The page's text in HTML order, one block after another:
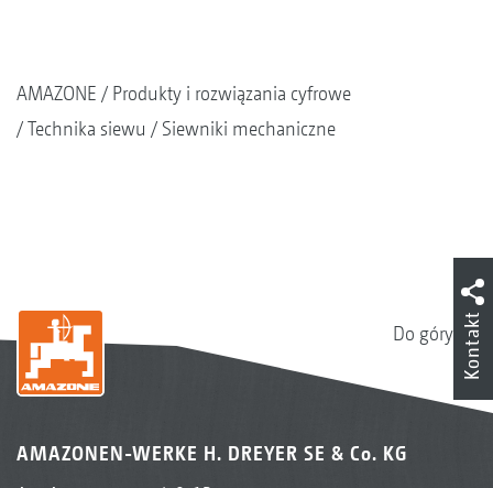
AMAZONE
Produkty i rozwiązania cyfrowe
Technika siewu
Siewniki mechaniczne
Do góry
AMAZONEN-WERKE H. DREYER SE & Co. KG
Kontakt